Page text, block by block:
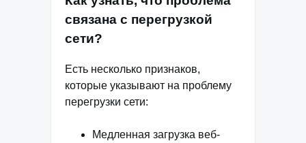
связана с перегрузкой
сети?
Есть несколько признаков,
которые указывают на проблему
перегрузки сети:
Медленная загрузка веб-